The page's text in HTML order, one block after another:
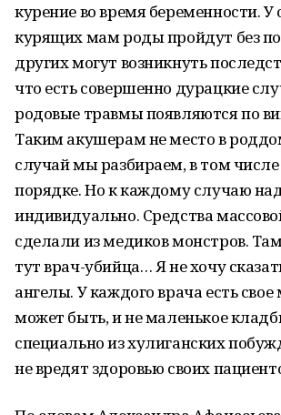
курение во время беременности. У
курящих мам роды пройдут без
других могут возникнуть
что есть совершенно дурацкие
родовые травмы появляются по
Таким акушерам не место в
случай мы разбираем, в том
порядке. Но к каждому случаю
индивидуально. Средства
сделали из медиков монстров.
тут врач-убийца… Я не хочу
ангелы. У каждого врача есть свое
может быть, и не маленькое
специально из хулиганских
не вредят здоровью своих